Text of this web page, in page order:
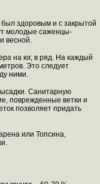
здоровым и с закрытой
молодые саженцы-
весной.
на юг, в ряд. На каждый
Это следует
ними.
Санитарную
поврежденные ветки и
позволяет придать
или Топсина,